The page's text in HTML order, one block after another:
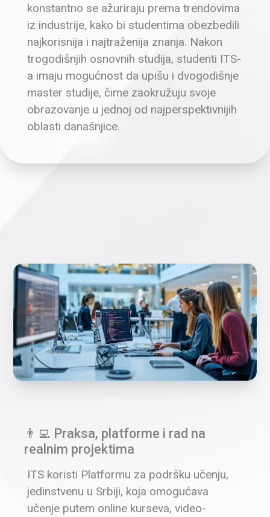
konstantno se ažuriraju prema trendovima
iz industrije, kako bi studentima obezbedili
najkorisnija i najtraženija znanja. Nakon
trogodišnjih osnovnih studija, studenti ITS-
a imaju mogućnost da upišu i dvogodišnje
master studije, čime zaokružuju svoje
obrazovanje u jednoj od najperspektivnijih
oblasti današnjice.
👨‍💻 Praksa, platforme i rad na
realnim projektima
ITS koristi Platformu za podršku učenju,
jedinstvenu u Srbiji, koja omogućava
učenje putem online kurseva, video-